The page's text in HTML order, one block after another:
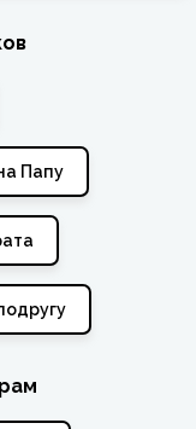
Папу